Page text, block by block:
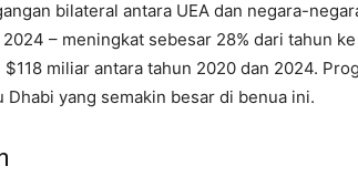
bilateral antara UEA dan negara-
– meningkat sebesar 28% dari tahun
miliar antara tahun 2020 dan 2024.
Dhabi yang semakin besar di benua ini.